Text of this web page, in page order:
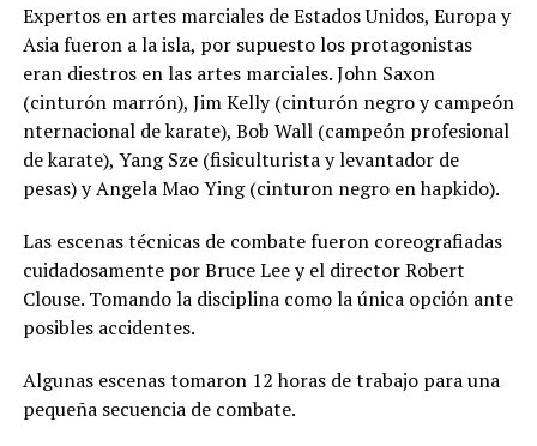
Expertos en artes marciales de Estados Unidos, Europa y
Asia fueron a la isla, por supuesto los protagonistas
eran diestros en las artes marciales. John Saxon
(cinturón marrón), Jim Kelly (cinturón negro y campeón
nternacional de karate), Bob Wall (campeón profesional
de karate), Yang Sze (fisiculturista y levantador de
pesas) y Angela Mao Ying (cinturon negro en hapkido).
Las escenas técnicas de combate fueron coreografiadas
cuidadosamente por Bruce Lee y el director Robert
Clouse. Tomando la disciplina como la única opción ante
posibles accidentes.
Algunas escenas tomaron 12 horas de trabajo para una
pequeña secuencia de combate.